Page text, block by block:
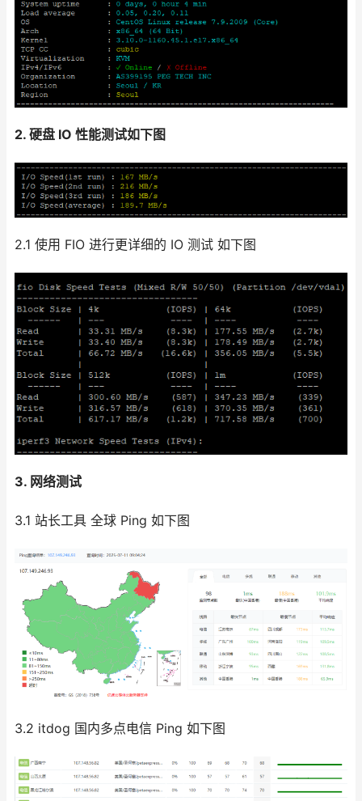
2. 硬盘 IO 性能测试如下图
2.1 使用 FIO 进行更详细的 IO 测试 如下图
3. 网络测试
3.1 站长工具 全球 Ping 如下图
3.2 itdog 国内多点电信 Ping 如下图